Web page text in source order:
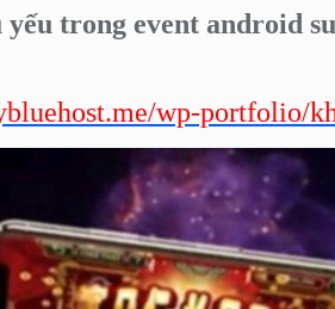
trong event android
wp-portfolio/